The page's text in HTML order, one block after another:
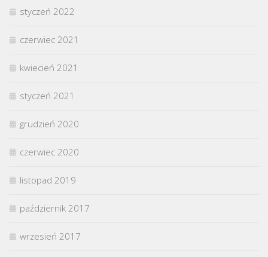
styczeń 2022
czerwiec 2021
kwiecień 2021
styczeń 2021
grudzień 2020
czerwiec 2020
listopad 2019
październik 2017
wrzesień 2017